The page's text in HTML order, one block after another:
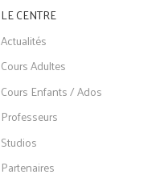
LE CENTRE
Actualités
Cours Adultes
Cours Enfants / Ados
Professeurs
Studios
Partenaires